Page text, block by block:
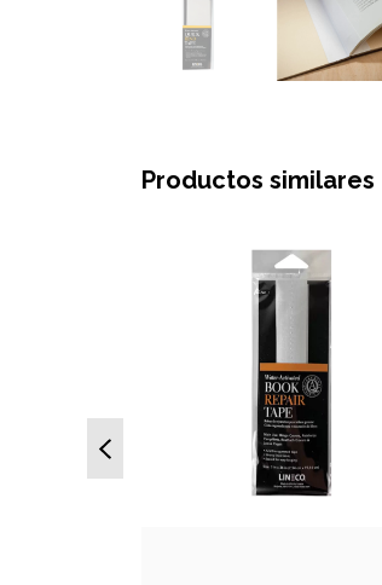
Productos similares